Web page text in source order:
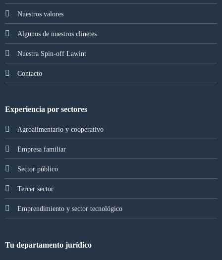
Nuestros valores
Algunos de nuestros clinetes
Nuestra Spin-off Lawint
Contacto
Experiencia por sectores
Agroalimentario y cooperativo
Empresa familiar
Sector público
Tercer sector
Emprendimiento y sector tecnológico
Tu departamento jurídico